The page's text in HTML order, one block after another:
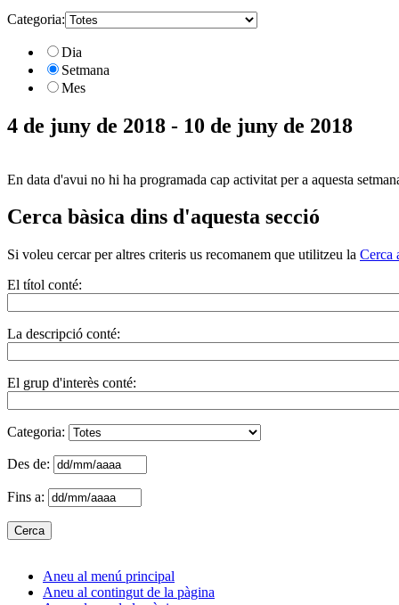
Categoria:
Dia
Setmana
Mes
4 de juny de 2018 - 10 de juny de 2018
En data d'avui no hi ha programada cap activitat per a aquesta
Cerca bàsica dins d'aquesta secció
Si voleu cercar per altres criteris us recomanem que utilitzeu la Cerca
El títol conté:
La descripció conté:
El grup d'interès conté:
Categoria:
Des de:
Fins a:
Aneu al menú principal
Aneu al contingut de la pàgina